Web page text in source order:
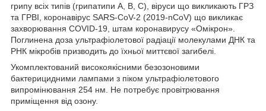
грипу всіх типів (грипатипи A, B, C), віруси що викликають ГРЗ
та ГРВІ, коронавірус SARS-CoV-2 (2019-nCoV) що викликає
захворювання COVID-19, штам коронавирусу «Омікрон».
Поглинена доза ультрафіолетової радіації молекулами ДНК та
РНК мікробів призводить до їхньої миттєвої загибелі.
Укомплектований високоякісними безозоновими
бактерицидними лампами з піком ультрафіолетового
випромінювання 254 нм. Не потребує провітрювання
приміщення від озону.